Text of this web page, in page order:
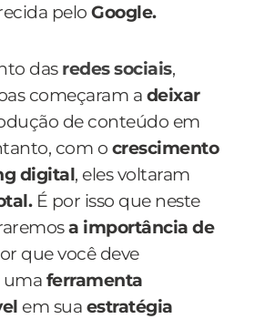
peloGoogle.
das redes sociais,
começaram a deixar
de conteúdo em
com o crescimento
digital, eles voltaram
É por isso que neste
a importância de
que você deve
uma ferramenta
em sua estratégia